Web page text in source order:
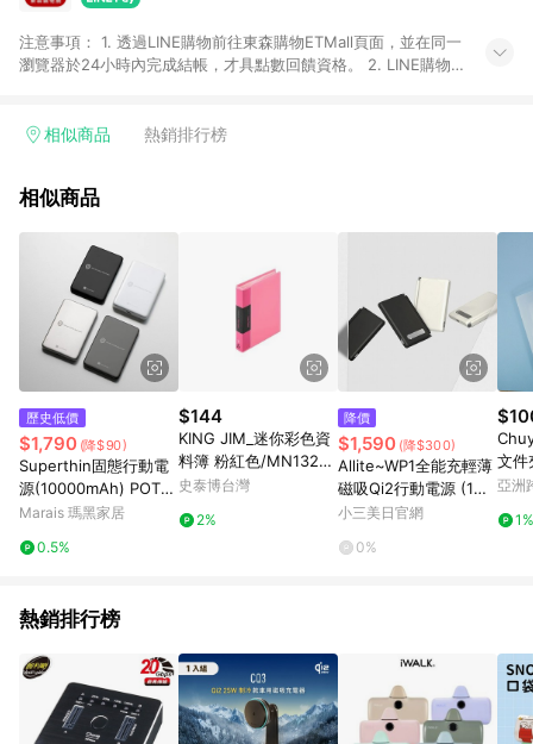
注意事項： 1. 透過LINE購物前往東森購物ETMall頁面，並在同一
瀏覽器於24小時內完成結帳，才具點數回饋資格。 2. LINE購物
單，皆不在點數回饋範圍內。 3. 如購買以下類別商品，將無法獲
球嚴選、商城、專案商品、「草莓網」全館商品。 4. 如取消訂
回饋。 5. 點數回饋會扣除所有折扣優惠後之最終發票金額計算，
實際回饋請依LINE購物通知為主。 6. 訂單如有使用東森購物
ETMall站內之折扣優惠(包含但不限於東森幣、樂透金、東森現金
券等)，不具點數回饋資格。詳細請依東森購物ETMall之結帳頁面
顯示為準。 7. LINE購物設有「單一商品最高回饋點數」機制(特
殊活動時開放「回饋無上限」)，以同一訂單中同一商品不論件數
計算，並依訂單成立時間當下LINE購物所設定的回饋機制為準。
8. LINE購物為購物資訊整合性平台，商品資料更新會有時間差，
如顯示之商品規格、顏色、價位、贈品與東森購物ETMall銷售網
頁不符，以銷售網頁標示為準。 9. 若有贈點爭議，請務必於訂單
日期+180天以內至LINE購物客服洽詢；若超過180天(含)以上進
行申訴，恕無法贈點回饋。 10. 部分點數紅包僅限指定商品使
用，或不適用於無回饋商品。各點數紅包之適用商品與使用條件
請依點數紅包頁面規則為準。
相似商品 熱銷排行榜
相似商品
歷史低價
$1,790 (降$90)
Superthin固態行動電
源(10000mAh) POT-4
88S - 白
Marais 瑪黑家居
0.5%
$144
KING JIM_迷你彩色資
料簿 粉紅色/MN132C-
P
史泰博台灣
2%
降價
$1,590 (降$300)
Allite~WP1全能充輕薄
磁吸Qi2行動電源 (1入)
款式可選
小三美日官網
0%
文件
資料
亞洲
1%
熱銷排行榜